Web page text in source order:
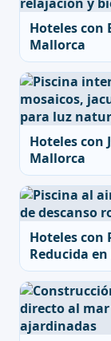
Hoteles con
Mallorca
Hoteles con
Mallorca
Hoteles con
Reducida